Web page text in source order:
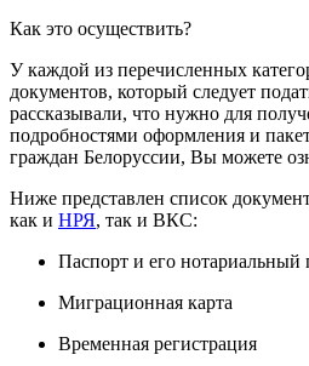
Как это осуществить?
У каждой из перечисленных
документов, который следует
рассказывали, что нужно для
подробностями оформления и
граждан Белоруссии, Вы можете
Ниже представлен список
как и НРЯ, так и ВКС:
Паспорт и его нотариальный
Миграционная карта
Временная регистрация